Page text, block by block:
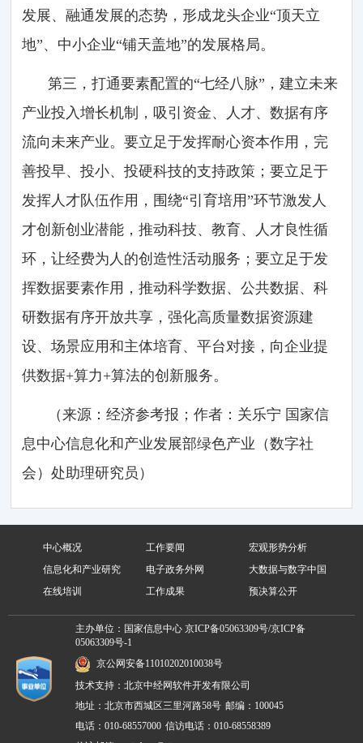
发展、融通发展的态势，形成龙头企业“顶天立
地”、中小企业“铺天盖地”的发展格局。
第三，打通要素配置的“七经八脉”，建立未来
产业投入增长机制，吸引资金、人才、数据有序
流向未来产业。要立足于发挥耐心资本作用，完
善投早、投小、投硬科技的支持政策；要立足于
发挥人才队伍作用，围绕“引育培用”环节激发人
才创新创业潜能，推动科技、教育、人才良性循
环，让经费为人的创造性活动服务；要立足于发
挥数据要素作用，推动科学数据、公共数据、科
研数据有序开放共享，强化高质量数据资源建
设、场景应用和主体培育、平台对接，向企业提
供数据+算力+算法的创新服务。
（来源：经济参考报；作者：关乐宁 国家信
息中心信息化和产业发展部绿色产业（数字社
会）处助理研究员）
中心概况 工作要闻
宏观形势分析
信息化和产业研究
电子政务外网
大数据与数字中国
在线培训
工作成果 预决算公开
主办单位：国家信息中心京ICP备05063309号/京ICP备
05063309号-1
京公网安备11010202010038号
技术支持：北京中经网软件开发有限公司
地址：北京市西城区三里河路58号 邮编：100045
电话：010-68557000 信访电话：010-68558389